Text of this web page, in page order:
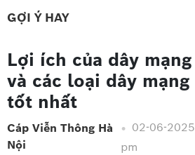
GỢI Ý HAY
Lợi ích của dây
và các loại dây mạng
tốt nhất
Cáp Viễn Thông Hà
Nội
02-06-
pm